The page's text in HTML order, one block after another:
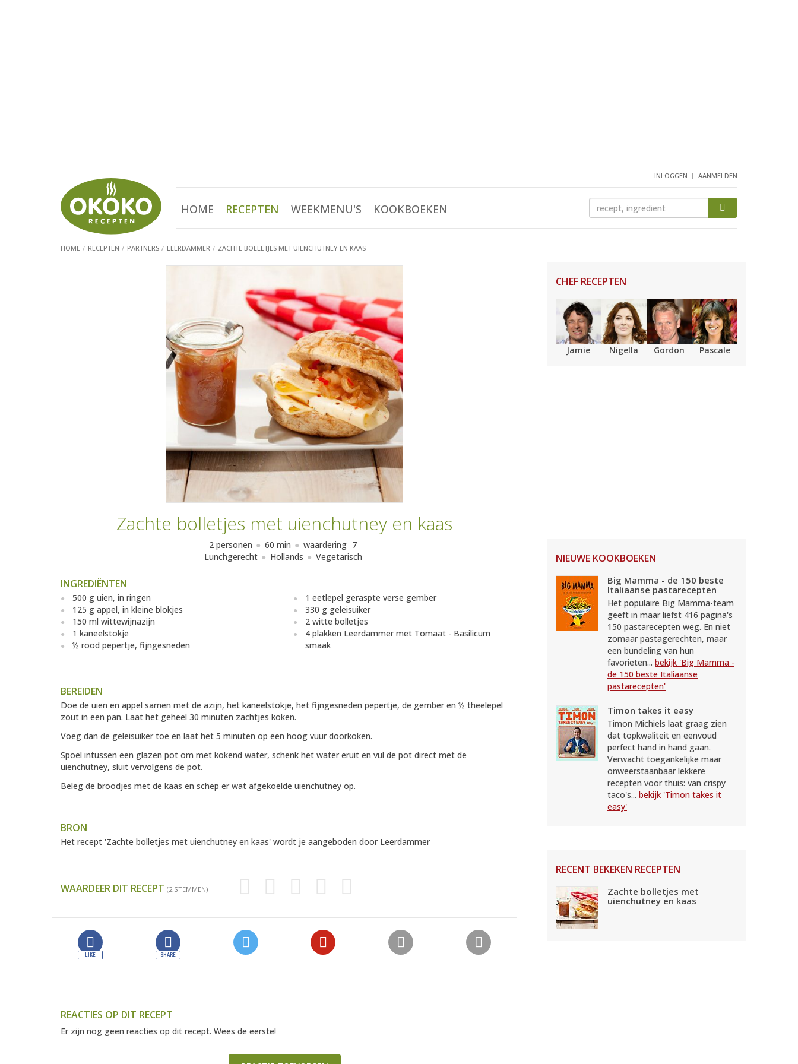
INLOGGEN AANMELDEN
HOME RECEPTEN WEEKMENU'S KOOKBOEKEN
HOME RECEPTEN PARTNERS LEERDAMMER ZACHTE BOLLETJES MET UIENCHUTNEY EN KAAS
Zachte bolletjes met uienchutney en kaas
2 personen 60 min waardering 7
Lunchgerecht
Hollands Vegetarisch
INGREDIËNTEN
500 g uien, in ringen
125 g appel, in kleine blokjes
150 ml wittewijnazijn
1 kaneelstokje
½ rood pepertje, fijngesneden
1 eetlepel geraspte verse gember
330 g geleisuiker
2 witte bolletjes
4 plakken Leerdammer met Tomaat - Basilicum
smaak
BEREIDEN
Doe de uien en appel samen met de azijn, het kaneelstokje, het fijngesneden pepertje, de gember en ½ theelepel
zout in een pan. Laat het geheel 30 minuten zachtjes koken.
Voeg dan de geleisuiker toe en laat het 5 minuten op een hoog vuur doorkoken.
Spoel intussen een glazen pot om met kokend water, schenk het water eruit en vul de pot direct met de
uienchutney, sluit vervolgens de pot.
Beleg de broodjes met de kaas en schep er wat afgekoelde uienchutney op.
BRON
Het recept 'Zachte bolletjes met uienchutney en kaas' wordt je aangeboden door Leerdammer
WAARDEER DIT RECEPT (2 STEMMEN)
REACTIES OP DIT RECEPT
Er zijn nog geen reacties op dit recept. Wees de eerste!
CHEF RECEPTEN
Jamie Nigella Gordon Pascale
NIEUWE KOOKBOEKEN
Big Mamma - de 150 beste
Italiaanse pastarecepten
Het populaire Big Mamma-team
geeft in maar liefst 416 pagina's
150 pastarecepten weg. En niet
zomaar pastagerechten, maar
een bundeling van hun
favorieten... bekijk 'Big Mamma -
de 150 beste Italiaanse
pastarecepten'
Timon takes it easy
Timon Michiels laat graag zien
dat topkwaliteit en eenvoud
perfect hand in hand gaan.
Verwacht toegankelijke maar
onweerstaanbaar lekkere
recepten voor thuis: van crispy
taco's... bekijk 'Timon takes it
easy'
RECENT BEKEKEN RECEPTEN
Zachte bolletjes met
uienchutney en kaas